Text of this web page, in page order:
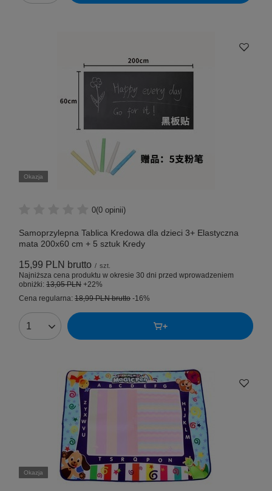
Okazja
0(0 opinii)
Samoprzylepna Tablica Kredowa dla dzieci 3+ Elastyczna
mata 200x60 cm + 5 sztuk Kredy
15,99 PLN brutto / szt.
Najniższa cena produktu w okresie 30 dni przed wprowadzeniem
obniżki: 13,05 PLN +22%
Cena regularna: 18,99 PLNbrutto -16%
Okazja